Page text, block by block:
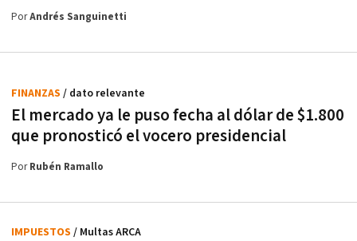
PorAndrés Sanguinetti
El mercado ya le puso fecha al dólar de $1.800
que pronosticó el vocero presidencial
FINANZAS / dato relevante
PorRubén Ramallo
IMPUESTOS / Multas ARCA